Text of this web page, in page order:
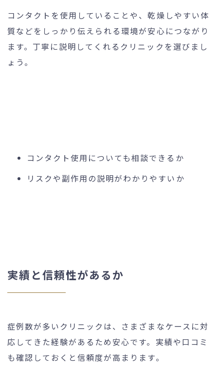
コンタクトを使用していることや、乾燥しやすい体
質などをしっかり伝えられる環境が安心につながり
ます。丁寧に説明してくれるクリニックを選びまし
ょう。
コンタクト使用についても相談できるか
リスクや副作用の説明がわかりやすいか
実績と信頼性があるか
症例数が多いクリニックは、さまざまなケースに対
応してきた経験があるため安心です。実績や口コミ
も確認しておくと信頼度が高まります。